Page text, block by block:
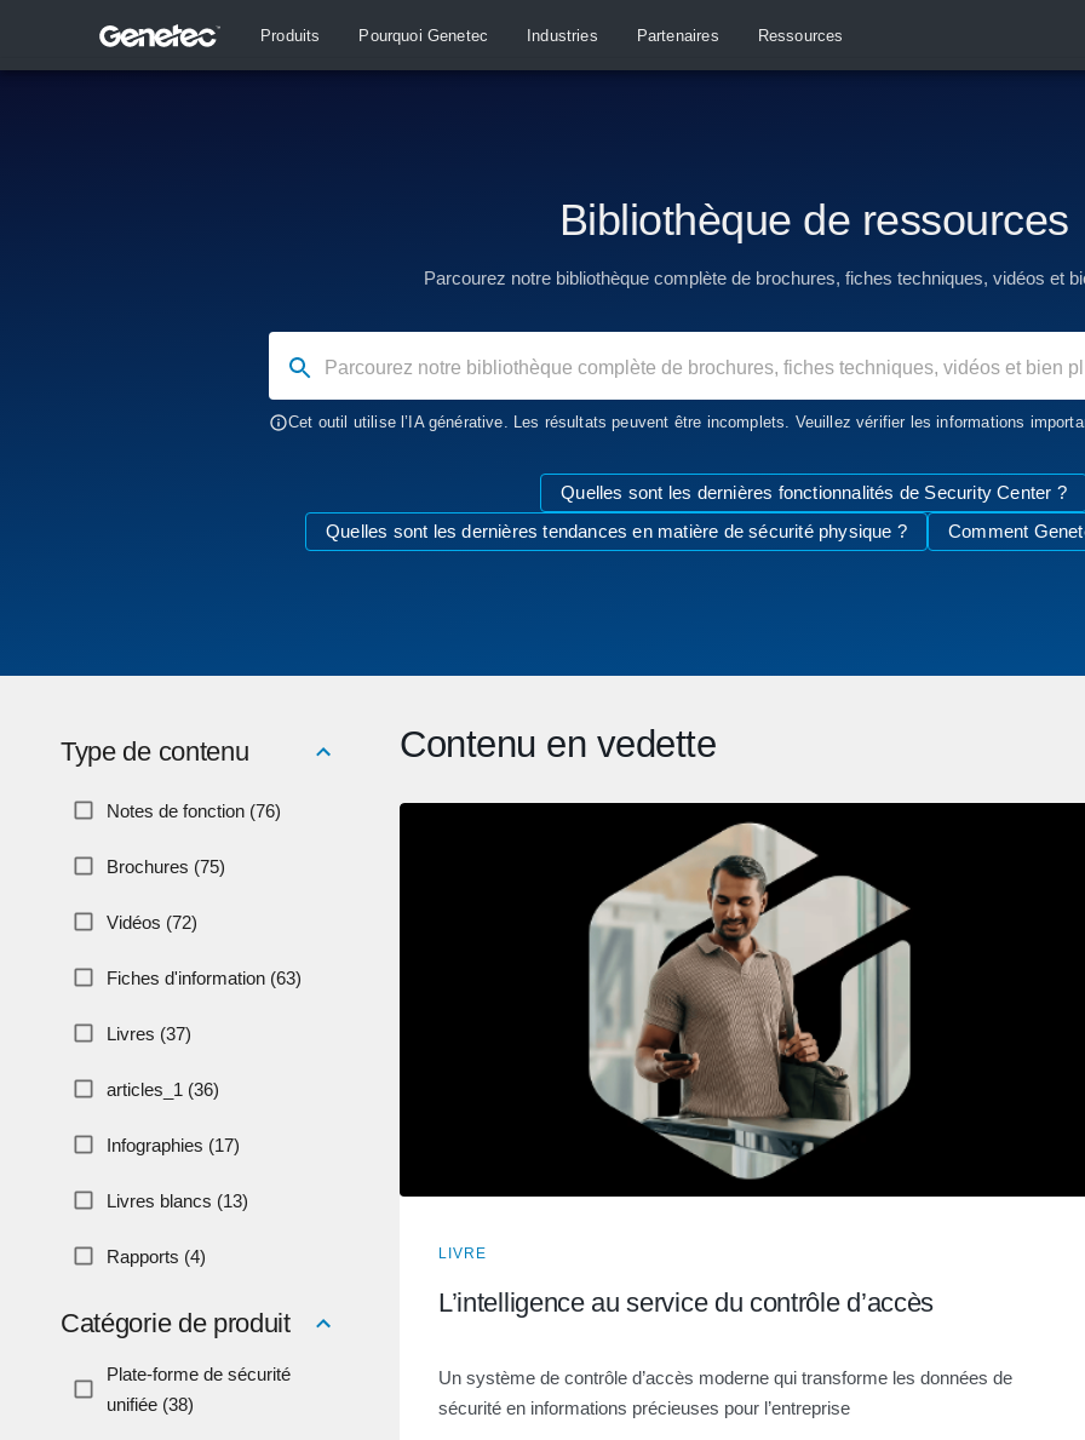
Produits Pourquoi Genetec Industries Partenaires Ressources
Bibliothèque de ressources
Parcourez notre bibliothèque complète de brochures, fiches techniques, vidéos et
Parcourez notre bibliothèque complète de brochures, fiches techniques, vidéos et bien plus encore.
Cet outil utilise l’IA générative. Les résultats peuvent être incomplets. Veuillez vérifier les informations
Quelles sont les dernières fonctionnalités de Security Center ?
Quelles sont les dernières tendances en matière de sécurité physique ?
Comment
Type de contenu
Notes de fonction (76)
Brochures (75)
Vidéos (72)
Fiches d'information (63)
Livres (37)
articles_1 (36)
Infographies (17)
Livres blancs (13)
Rapports (4)
Catégorie de produit
Plate-forme de sécurité
unifiée (38)
Contenu en vedette
LIVRE
L’intelligence au service du contrôle d’accès
Un système de contrôle d’accès moderne qui transforme les données de
sécurité en informations précieuses pour l’entreprise